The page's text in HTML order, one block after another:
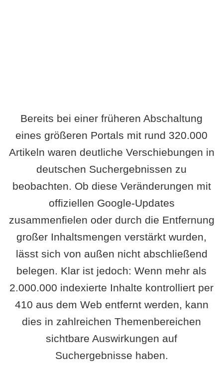
Bereits bei einer früheren Abschaltung
eines größeren Portals mit rund 320.000
Artikeln waren deutliche Verschiebungen in
deutschen Suchergebnissen zu
beobachten. Ob diese Veränderungen mit
offiziellen Google-Updates
zusammenfielen oder durch die Entfernung
großer Inhaltsmengen verstärkt wurden,
lässt sich von außen nicht abschließend
belegen. Klar ist jedoch: Wenn mehr als
2.000.000 indexierte Inhalte kontrolliert per
410 aus dem Web entfernt werden, kann
dies in zahlreichen Themenbereichen
sichtbare Auswirkungen auf
Suchergebnisse haben.